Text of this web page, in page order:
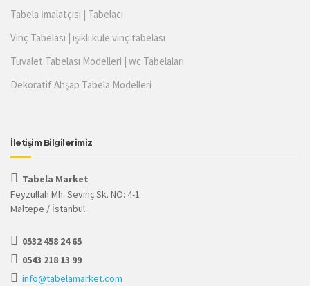
Tabela İmalatçısı | Tabelacı
Vinç Tabelası | ışıklı kule vinç tabelası
Tuvalet Tabelası Modelleri | wc Tabelaları
Dekoratif Ahşap Tabela Modelleri
İletişim Bilgilerimiz
Tabela Market
Feyzullah Mh. Sevinç Sk. NO: 4-1
Maltepe / İstanbul
0532 458 24 65
0543 218 13 99
info@tabelamarket.com